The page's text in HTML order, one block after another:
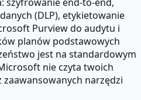
(DLP), etykietowanie
Purview do audytu i
planów podstawowych
jest na standardowym
nie czyta twoich
narzędzi